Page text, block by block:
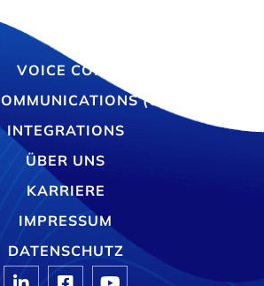
VOICE CORE
(UCAAS)
INTEGRATIONS
ÜBER UNS
KARRIERE
IMPRESSUM
DATENSCHUTZ